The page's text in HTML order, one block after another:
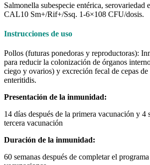
Salmonella subespecie entérica, serovariedad
CAL10 Sm+/Rif+/Ssq. 1-6×108 CFU/dosis.
Instrucciones de uso
Pollos (futuras ponedoras y reproductoras):
para reducir la colonización de órganos
ciego y ovarios) y excreción fecal de cepas
enteritidis.
Presentación de la inmunidad:
14 días después de la primera vacunación y 4
tercera vacunación
Duración de la inmunidad:
60 semanas después de completar el